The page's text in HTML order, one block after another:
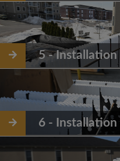
5 -
6 - Installation